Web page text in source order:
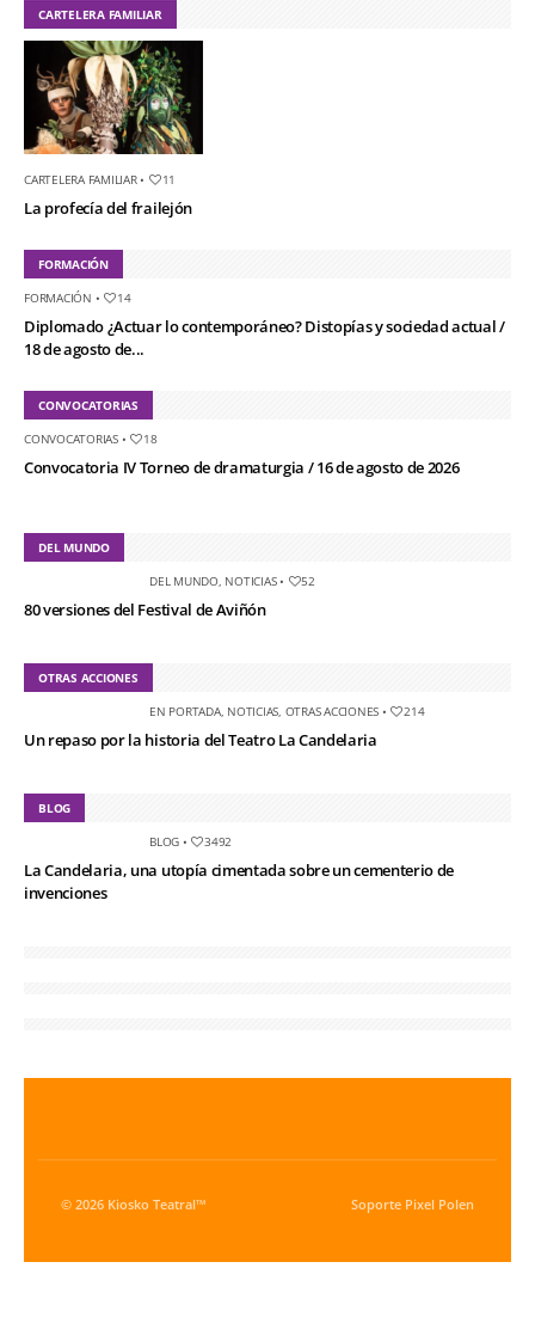
CARTELERA FAMILIAR
CARTELERA FAMILIAR• 11
La profecía del frailejón
FORMACIÓN
FORMACIÓN • 14
Diplomado ¿Actuar lo contemporáneo? Distopías y sociedad actual /
18 de agosto de...
CONVOCATORIAS
CONVOCATORIAS• 18
Convocatoria IV Torneo de dramaturgia / 16 de agosto de 2026
DEL MUNDO
DEL MUNDO, NOTICIAS• 52
80 versiones del Festival de Aviñón
OTRAS ACCIONES
EN PORTADA, NOTICIAS OTRAS ACCIONES • 214
Un repaso por la historia del Teatro La Candelaria
BLOG
BLOG • 3492
La Candelaria, una utopía cimentada sobre un cementerio de
invenciones
© 2026 Kiosko Teatral™ Soporte Pixel Polen